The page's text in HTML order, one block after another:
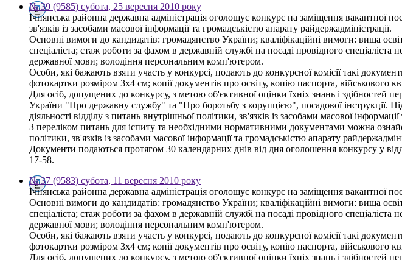
№ 39 (9585) субота, 25 вересня 2010 року
Ічнянська районна державна адміністрація оголошує конкурс на заміщення вакантної
зв'язків із засобами масової інформації та громадськістю апарату райдержадміністрації.
Основні вимоги до кандидатів: громадянство України; кваліфікаційні вимоги: вища
спеціаліста; стаж роботи за фахом в державній службі на посаді провідного
державної мови; володіння персональним комп'ютером.
Особи, які бажають взяти участь у конкурсі, подають до конкурсної комісії такі
фотокартки розміром 3х4 см; копії документів про освіту, копію паспорта, військового
Для осіб, допущених до конкурсу, з метою об'єктивної оцінки їхніх знань і здібностей
України "Про державну службу" та "Про боротьбу з корупцією", посадової інструкції.
діяльності відділу з питань внутрішньої політики, зв'язків із засобами масової
З переліком питань для іспиту та необхідними нормативними документами можна
політики, зв'язків із засобами масової інформації та громадськістю апарату
Документи подаються протягом 30 календарних днів від дня оголошення конкурсу у
17-58.
№ 37 (9583) субота, 11 вересня 2010 року
Ічнянська районна державна адміністрація оголошує конкурс на заміщення вакантної
Основні вимоги до кандидатів: громадянство України; кваліфікаційні вимоги: вища
спеціаліста; стаж роботи за фахом в державній службі на посаді провідного
державної мови; володіння персональним комп'ютером.
Особи, які бажають взяти участь у конкурсі, подають до конкурсної комісії такі
фотокартки розміром 3х4 см; копії документів про освіту, копію паспорта, військового
Для осіб, допущених до конкурсу, з метою об'єктивної оцінки їхніх знань і здібностей